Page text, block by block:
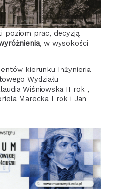
poziom prac, decyzją
, w wysokości
kierunku Inżynieria
Wydziału
Wiśniowska II rok ,
Marecka I rok i Jan